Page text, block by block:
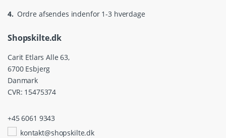
4. Ordre afsendes indenfor 1-3 hverdage
Shopskilte.dk
Carit Etlars Alle 63,
6700 Esbjerg
Danmark
CVR: 15475374
+45 6061 9343
kontakt@shopskilte.dk